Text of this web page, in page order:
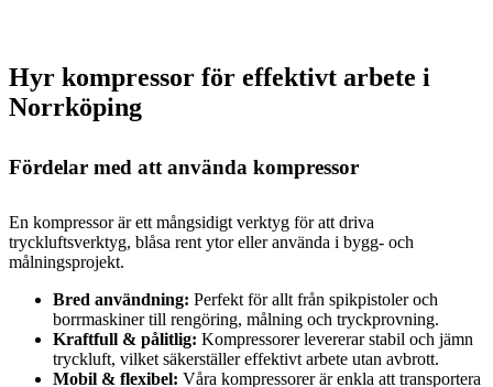
Hyr kompressor för effektivt arbete i
Norrköping
Fördelar med att använda kompressor
En kompressor är ett mångsidigt verktyg för att driva
tryckluftsverktyg, blåsa rent ytor eller använda i bygg- och
målningsprojekt.
Bred användning: Perfekt för allt från spikpistoler och
borrmaskiner till rengöring, målning och tryckprovning.
Kraftfull & pålitlig: Kompressorer levererar stabil och jämn
tryckluft, vilket säkerställer effektivt arbete utan avbrott.
Mobil & flexibel: Våra kompressorer är enkla att transportera